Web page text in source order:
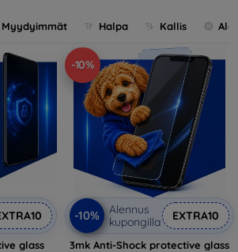
Myydyimmät Halpa Kallis
glass
-10%
-10%
Alennus
kupongilla
EXTRA10
3mk Anti-Shock protective glass